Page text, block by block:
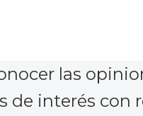
las
de interés con